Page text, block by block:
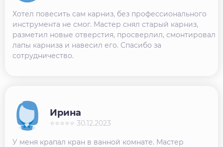
Хотел повесить сам карниз, без профессионального
инструмента не смог. Мастер снял старый карниз,
разметил новые отверстия, просверлил, смонтировал
лапы карниза и навесил его. Спасибо за
сотрудничество.
У меня крапал кран в ванной комнате. Мастер
Ирина
⭐⭐⭐⭐⭐ 30.12.2023